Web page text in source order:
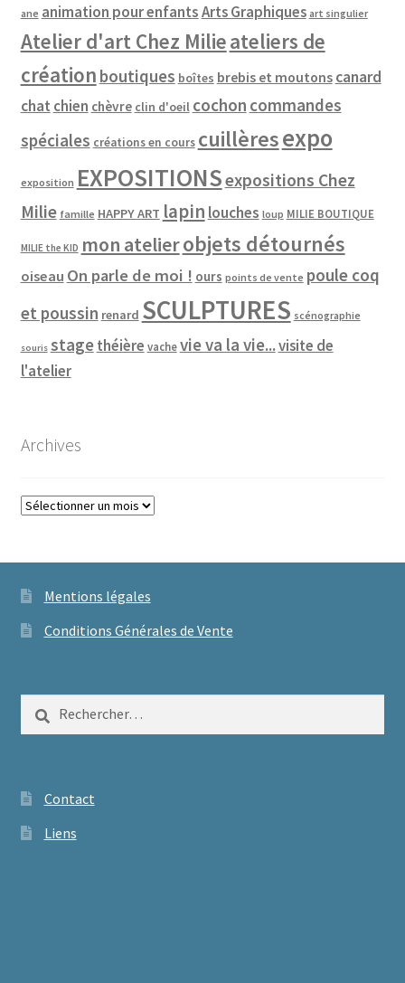
ane animation pour enfantsArts Graphiques art singulier
Atelier d'art Chez Milieateliers de
création boutiques boîtes brebis et moutons canard
chat chien chèvre clin d'oeil cochon commandes
spéciales créations en cours cuillèresexpo
exposition EXPOSITIONSexpositions Chez
Milie famille HAPPY ART lapin louches loup MILIE BOUTIQUE
MILIE the KID mon atelierobjets détournés
oiseau On parle de moi ! ours points de vente poule coq
et poussin renard SCULPTURES scénographie
souris stagethéière vache vie va la vie...visite de
l'atelier
Archives
Archives
Mentions légales
Conditions Générales de Vente
Contact
Liens